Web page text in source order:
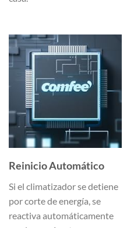
Reinicio Automático
Si el climatizador se detiene
por corte de energía, se
reactiva automáticamente